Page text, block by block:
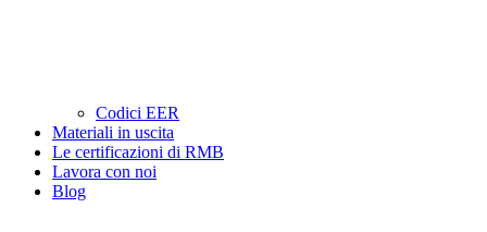
Codici EER
Materiali in uscita
Le certificazioni di RMB
Lavora con noi
Blog